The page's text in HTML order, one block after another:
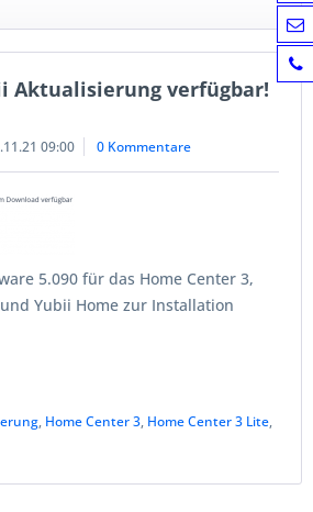
Aktualisierung verfügbar!
09:00 0 Kommentare
5.090 für das Home Center 3,
Yubii Home zur Installation
, Home Center 3, Home Center 3 Lite,